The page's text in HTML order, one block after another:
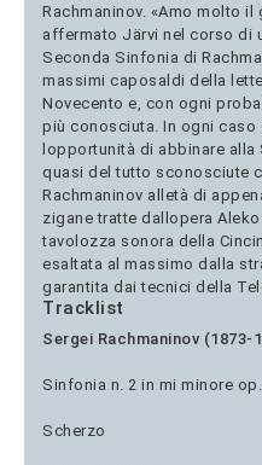
Rachmaninov. «Amo molto
affermato Järvi nel corso di
Seconda Sinfonia di
massimi caposaldi della
Novecento e, con ogni
più conosciuta. In ogni caso
lopportunità di abbinare alla
quasi del tutto sconosciute
Rachmaninov alletà di
zigane tratte dallopera
tavolozza sonora della
esaltata al massimo dalla
garantita dai tecnici della
Tracklist
Sergei Rachmaninov (1873-
Sinfonia n. 2 in mi minore
Scherzo